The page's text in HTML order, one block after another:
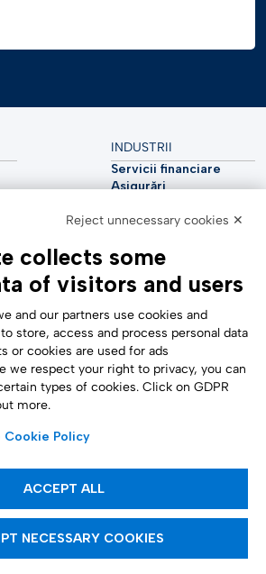
INDUSTRII
Servicii financiare
Asigurări
Industria auto
Științele vieții
URMĂRIȚI-NE
supusă managementului și coordonării
Reject unnecessary cookies ✕
collects some
of visitors and users
and our partners use cookies and
store, access and process personal data
or cookies are used for ads
we respect your right to privacy, you can
types of cookies. Click on GDPR
more.
Policy
ACCEPT ALL
NECESSARY COOKIES